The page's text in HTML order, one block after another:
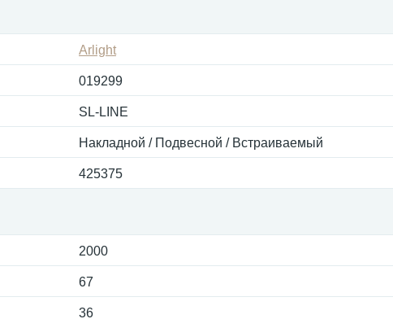
Arlight
019299
SL-LINE
Накладной / Подвесной / Встраиваемый
425375
2000
67
36